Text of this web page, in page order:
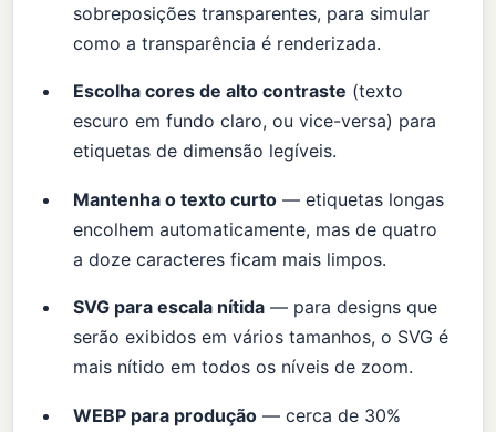
sobreposições transparentes, para simular
como a transparência é renderizada.
Escolha cores de alto contraste (texto
escuro em fundo claro, ou vice-versa) para
etiquetas de dimensão legíveis.
Mantenha o texto curto — etiquetas longas
encolhem automaticamente, mas de quatro
a doze caracteres ficam mais limpos.
SVG para escala nítida — para designs que
serão exibidos em vários tamanhos, o SVG é
mais nítido em todos os níveis de zoom.
WEBP para produção — cerca de 30%